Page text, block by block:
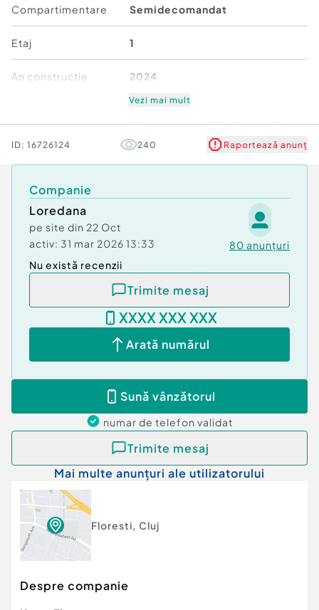
Compartimentare Semidecomandat
Etaj 1
An constructie 2024
Stare Nouă
Vezi mai mult
ID: 16726124 240 Raportează anunț
Companie
Loredana
pe site din 22 Oct
activ: 31 mar 2026 13:33 80 anunțuri
Nu există recenzii
Trimite mesaj
XXXX XXX XXX
Arată numărul
Sună vânzătorul
numar de telefon validat
Trimite mesaj
Mai multe anunțuri ale utilizatorului
Floresti, Cluj
Despre companie